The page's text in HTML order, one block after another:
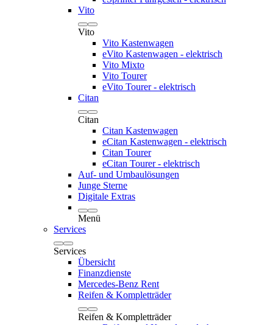
Vito
Vito
Vito Kastenwagen
eVito Kastenwagen - elektrisch
Vito Mixto
Vito Tourer
eVito Tourer - elektrisch
Citan
Citan
Citan Kastenwagen
eCitan Kastenwagen - elektrisch
Citan Tourer
eCitan Tourer - elektrisch
Auf- und Umbaulösungen
Junge Sterne
Digitale Extras
Menü
Services
Services
Übersicht
Finanzdienste
Mercedes-Benz Rent
Reifen & Kompletträder
Reifen & Kompletträder